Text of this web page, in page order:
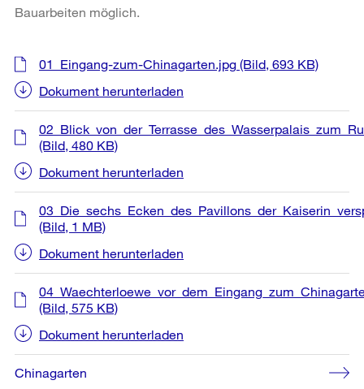
Bauarbeiten möglich.
Weitere
Informationen
01_Eingang-zum-Chinagarten.jpg (Bild, 693 KB)
Dokument herunterladen
(Bild, 480 KB)
Dokument herunterladen
(Bild, 1 MB)
Dokument herunterladen
(Bild, 575 KB)
Dokument herunterladen
Chinagarten